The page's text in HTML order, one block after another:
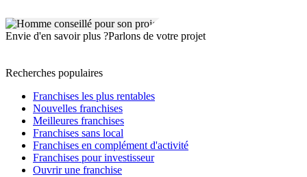
Envie d'en savoir plus ?Parlons de votre projet
Recherches populaires
Franchises les plus rentables
Nouvelles franchises
Meilleures franchises
Franchises sans local
Franchises en complément d'activité
Franchises pour investisseur
Ouvrir une franchise